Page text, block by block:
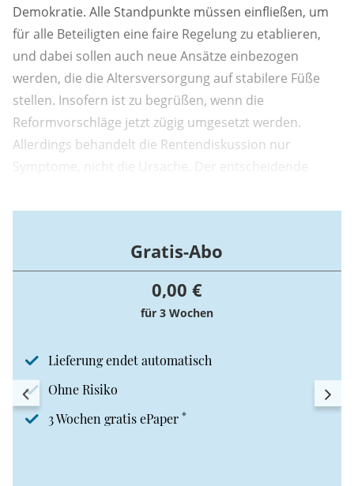
Demokratie. Alle Standpunkte müssen einfließen, um
für alle Beteiligten eine faire Regelung zu etablieren,
und dabei sollen auch neue Ansätze einbezogen
werden, die die Altersversorgung auf stabilere Füße
stellen. Insofern ist zu begrüßen, wenn die
Reformvorschläge jetzt zügig umgesetzt werden.
Allerdings behandelt die Rentendiskussion nur
Symptome, nicht die Ursache. Der entscheidende
demografische Entwicklung, ganz konkret die
Gratis-Abo
0,00 €
für 3 Wochen
Lieferung endet automatisch
Ohne Risiko
3 Wochen gratis ePaper *